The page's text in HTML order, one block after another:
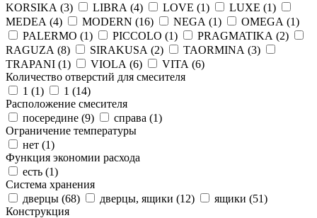
KORSIKA (3) LIBRA (4) LOVE (1) LUXE (1)
MEDEA (4) MODERN (16) NEGA (1) OMEGA (1)
PALERMO (1) PICCOLO (1) PRAGMATIKA (2)
RAGUZA (8) SIRAKUSA (2) TAORMINA (3)
TRAPANI (1) VIOLA (6) VITA (6)
Количество отверстий для смесителя
1 (1) 1 (14)
Расположение смесителя
посередине (9) справа (1)
Ограничение температуры
нет (1)
Функция экономии расхода
есть (1)
Система хранения
дверцы (68) дверцы, ящики (12) ящики (51)
Конструкция